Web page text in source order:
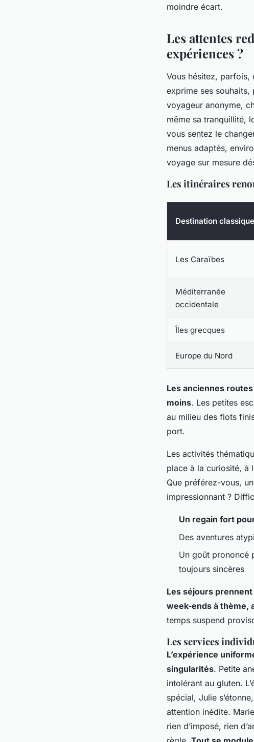
moindre écart.
Les attentes
expériences ?
Vous hésitez, parfois,
exprime ses souhaits,
voyageur anonyme,
même sa tranquillité,
vous sentez le
menus adaptés,
voyage sur mesure
Les itinéraires
Destination classique
Les Caraïbes
Méditerranée
occidentale
Îles grecques
Europe du Nord
Les anciennes
moins. Les petites
au milieu des flots
port.
Les activités
place à la curiosité, à
Que préférez-vous,
impressionnant ?
Un regain fort
Des aventures
Un goût prononcé
toujours sincères
Les séjours
week-ends à thème,
temps suspend
Les services
L’expérience
singularités. Petite
intolérant au gluten.
spécial, Julie
attention inédite.
rien d’imposé, rien